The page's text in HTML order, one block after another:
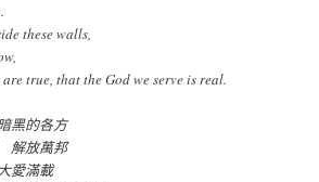
these walls,
true, that the God we serve is real.
黑的各方
放萬邦
滿載